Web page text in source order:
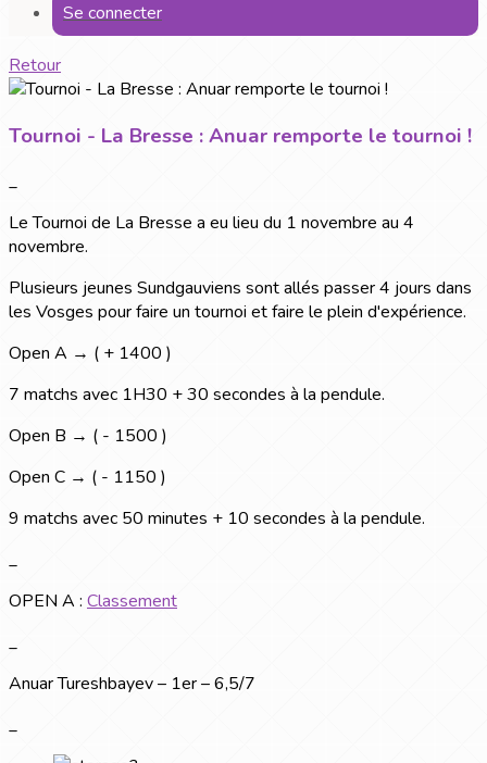
Se connecter
Retour
Tournoi - La Bresse : Anuar remporte le tournoi !
_
Le Tournoi de La Bresse a eu lieu du 1 novembre au 4
novembre.
Plusieurs jeunes Sundgauviens sont allés passer 4 jours dans
les Vosges pour faire un tournoi et faire le plein d'expérience.
Open A → ( + 1400 )
7 matchs avec 1H30 + 30 secondes à la pendule.
Open B → ( - 1500 )
Open C → ( - 1150 )
9 matchs avec 50 minutes + 10 secondes à la pendule.
_
OPEN A : Classement
_
Anuar Tureshbayev – 1er – 6,5/7
_